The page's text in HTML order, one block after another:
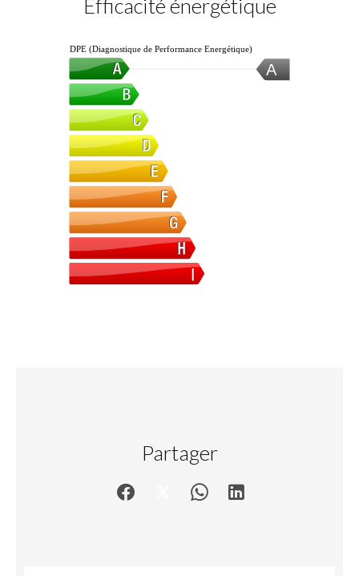
Efficacité énergétique
A
DPE (Diagnostique de Performance Energétique)
Partager